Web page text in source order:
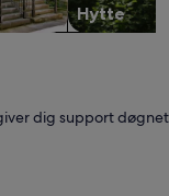
Hytte
dig support døgnet